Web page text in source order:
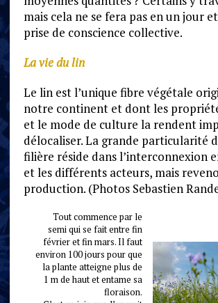
mais cela ne se fera pas en un jour
prise de conscience collective.
La vie du lin
Le lin est l’unique fibre végétale
notre continent et dont les
et le mode de culture la rendent
délocaliser. La grande particularité
filière réside dans l’interconnexion
et les différents acteurs, mais
production. (Photos Sebastien
Tout commence par le
semi qui se fait entre fin
février et fin mars. Il faut
environ 100 jours pour que
la plante atteigne plus de
1 m de haut et entame sa
floraison.